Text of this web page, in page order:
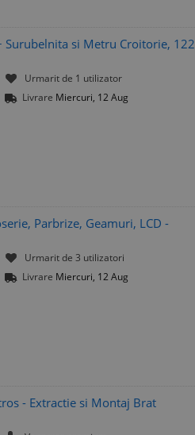
Surubelnita si Metru Croitorie, 122
Urmarit de 1 utilizator
Livrare Miercuri, 12 Aug
Parbrize, Geamuri, LCD -
Urmarit de 3 utilizatori
Livrare Miercuri, 12 Aug
- Extractie si Montaj Brat